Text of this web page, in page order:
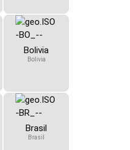
Bolivia
Bolivia
Brasil
Brasil